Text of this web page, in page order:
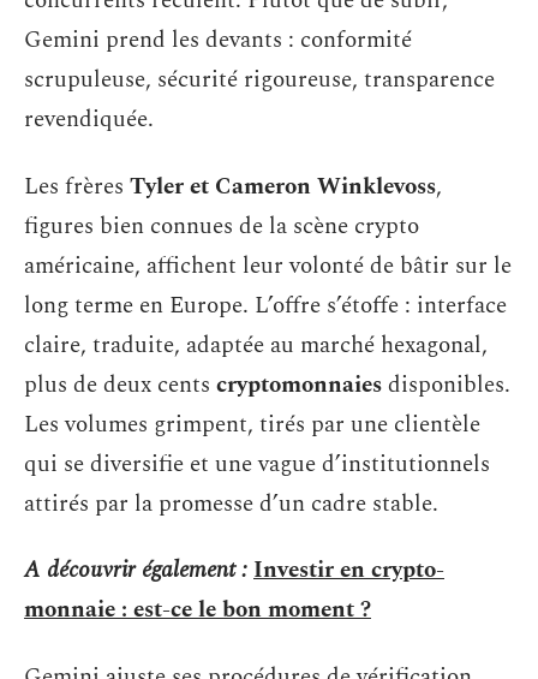
Gemini prend les devants : conformité
scrupuleuse, sécurité rigoureuse, transparence
revendiquée.
Les frères Tyler et Cameron Winklevoss,
figures bien connues de la scène crypto
américaine, affichent leur volonté de bâtir sur le
long terme en Europe. L’offre s’étoffe : interface
claire, traduite, adaptée au marché hexagonal,
plus de deux cents cryptomonnaiesdisponibles.
Les volumes grimpent, tirés par une clientèle
qui se diversifie et une vague d’institutionnels
attirés par la promesse d’un cadre stable.
A découvrir également :Investir en crypto-
monnaie : est-ce le bon moment ?